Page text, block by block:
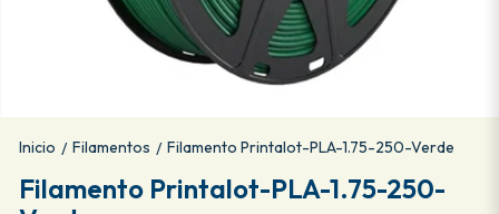
Inicio / Filamentos / Filamento Printalot-PLA-1.75-250-Verde
Filamento Printalot-PLA-1.75-250-